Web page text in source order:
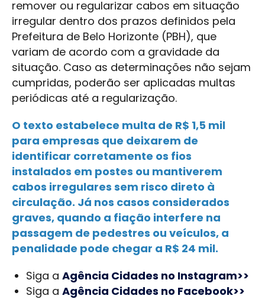
remover ou regularizar cabos em situação
irregular dentro dos prazos definidos pela
Prefeitura de Belo Horizonte (PBH), que
variam de acordo com a gravidade da
situação. Caso as determinações não sejam
cumpridas, poderão ser aplicadas multas
periódicas até a regularização.
O texto estabelece multa de R$ 1,5 mil
para empresas que deixarem de
identificar corretamente os fios
instalados em postes ou mantiverem
cabos irregulares sem risco direto à
circulação. Já nos casos considerados
graves, quando a fiação interfere na
passagem de pedestres ou veículos, a
penalidade pode chegar a R$ 24 mil.
Siga a Agência Cidades no Instagram>>
Siga a Agência Cidades no Facebook>>